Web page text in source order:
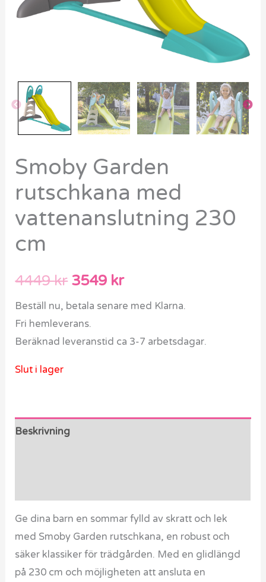
Smoby Garden
rutschkana med
vattenanslutning 230
cm
4449kr 3549 kr
Beställ nu, betala senare med Klarna.
Fri hemleverans.
Beräknad leveranstid ca 3-7 arbetsdagar.
Slut i lager
Beskrivning
Ge dina barn en sommar fylld av skratt och lek
med Smoby Garden rutschkana, en robust och
säker klassiker för trädgården. Med en glidlängd
på 230 cm och möjligheten att ansluta en